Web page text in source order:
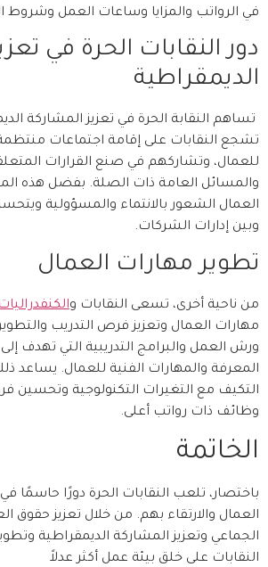
في الرواتب والمزايا وساعات العمل وشروط
دور النقابات الحرة في
الديمقراطية
تساهم النقابة الحرة في تعزيز المشاركة
تشجع النقابات على إقامة اجتماعات
للعمال، وتشاركهم في صنع القرارات
والمسائل العامة ذات الصلة. بفضل هذه
العمال الشعور بالانتماء والمسؤولية
وبين إدارات الشركات.
تطوير مهارات العمال
من ناحية أخرى، تسعى النقابات و
مهارات العمال وتعزيز فرص التدريب
ورش العمل والبرامج التدريبية التي تهدف
المعرفة والمهارات الفنية للعمال. يساعد
التكيف مع التغيرات التكنولوجية
وظائف ذات رواتب أعلى.
الخاتمة
باختصار، تلعب النقابات الحرة دورًا حاسمًا
العمال والارتقاء بهم. من خلال تعزيز حقوق
الجماعي وتعزيز المشاركة الديمقراطية
النقابات على خلق بيئة عمل أكثر عدلاً